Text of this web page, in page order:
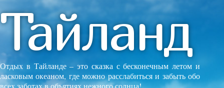
Тайланд
Отдых в Тайланде – это сказка с бесконечным летом и
ласковым океаном, где можно расслабиться и забыть обо
всех заботах в объятиях нежного солнца!